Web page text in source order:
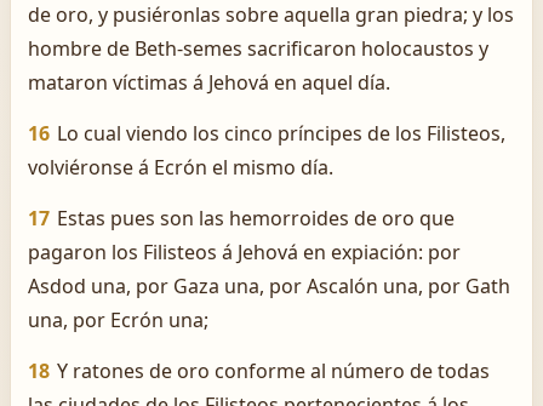
de oro, y pusiéronlas sobre aquella gran piedra; y los
hombre de Beth-semes sacrificaron holocaustos y
mataron víctimas á Jehová en aquel día.
16 Lo cual viendo los cinco príncipes de los Filisteos,
volviéronse á Ecrón el mismo día.
17 Estas pues son las hemorroides de oro que
pagaron los Filisteos á Jehová en expiación: por
Asdod una, por Gaza una, por Ascalón una, por Gath
una, por Ecrón una;
18 Y ratones de oro conforme al número de todas